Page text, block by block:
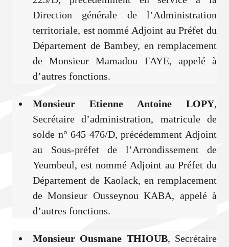
Direction générale de l’Administration
territoriale, est nommé Adjoint au Préfet du
Département de Bambey, en remplacement
de Monsieur Mamadou FAYE, appelé à
d’autres fonctions.
Monsieur Etienne Antoine LOPY,
Secrétaire d’administration, matricule de
solde n° 645 476/D, précédemment Adjoint
au Sous-préfet de l’Arrondissement de
Yeumbeul, est nommé Adjoint au Préfet du
Département de Kaolack, en remplacement
de Monsieur Ousseynou KABA, appelé à
d’autres fonctions.
Monsieur Ousmane THIOUB, Secrétaire